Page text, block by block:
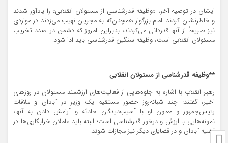
ایشان در توصیه آخر، «وظیفه قدرشناسی از مسئولان انقلابی» را یادآور شدند
و خاطرنشان کردند: امام بزرگوار همچنان‌که به مجریان نهیب می‌زدند در مواردی
نیز صریحاً از آنها قدردانی می‌کردند، بنابراین امروز که دشمن در صدد تخریب
مسئولان انقلابی است، وظیفه سنگین قدرشناسی باید ادا شود.
**وظیفه قدرشناسی از مسئولان انقلابی
رهبر انقلاب با اشاره به جلوه‌هایی از فعالیت‌های ارزشمند مسئولان در روزهای
اخیر، گفتند: چند شبانه‌روز حضور مستقیم یک وزیر در آبادان و ملاقات
رئیس‌جمهور و معاون او با آسیب‌دیدگان حادثه و آرامش دادن به آنها،
نمونه‌هایی با ارزش و درخور قدرشناسی است؛ البته باید عاملان خرابکاری‌ها در
قضیه آبادان و در قضایای دیگر نیز مجازات شوند.